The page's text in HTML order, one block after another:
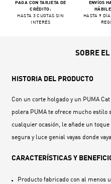
PAGA CON TARJETA DE
CRÉDITO:
HASTA 3 CUOTAS SIN
INTERÉS
ENVÍOS
HASTA 9
SOBRE EL
HISTORIA DEL PRODUCTO
Con un corte holgado y un PUMA
polera PUMA te ofrece mucho estilo
cualquier ocasión, le añade un
segura y luce genial vayas donde
CARACTERÍSTICAS Y
Producto fabricado con al menos